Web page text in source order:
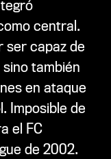
central.
ser capaz de
también
en ataque
Imposible de
el FC
de 2002.